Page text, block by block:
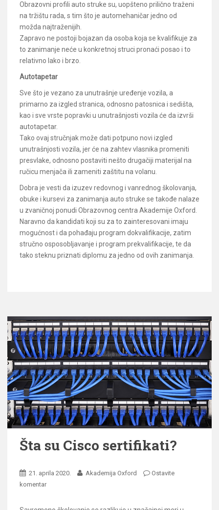
Obrazovni profili auto struke su, uopšteno prilično traženi
na tržištu rada, s tim što je automehaničar jedno od
možda najtraženijih.
Zapravo ne postoji bojazan da osoba koja se kvalifikuje za
to zanimanje neće u konkretnoj struci pronaći posao i to
relativno lako i brzo.
Autotapetar
Sve što je vezano za unutrašnje uređenje vozila, a
primarno za izgled stranica, odnosno patosnica i sedišta,
kao i sve vrste popravki u unutrašnjosti vozila će da izvrši
autotapetar.
Tako ovaj stručnjak može dati potpuno novi izgled
unutrašnjosti vozila, jer će na zahtev vlasnika promeniti
presvlake, odnosno postaviti nešto drugačiji materijal na
ručicu menjača ili zameniti zaštitu na volanu.
Dobra je vesti da izuzev redovnog i vanrednog školovanja,
obuke i kursevi za zanimanja auto struke se takođe nalaze
u zvaničnoj ponudi Obrazovnog centra Akademije Oxford.
Naravno da kandidati koji su za to zainteresovani imaju
mogućnost i da pohađaju program dokvalifikacije, zatim
stručno osposobljavanje i program prekvalifikacije, te da
tako steknu priznati diplomu za jedno od ovih zanimanja.
Šta su Cisco sertifikati?
21. aprila 2020. Akademija Oxford
Ostavite
komentar